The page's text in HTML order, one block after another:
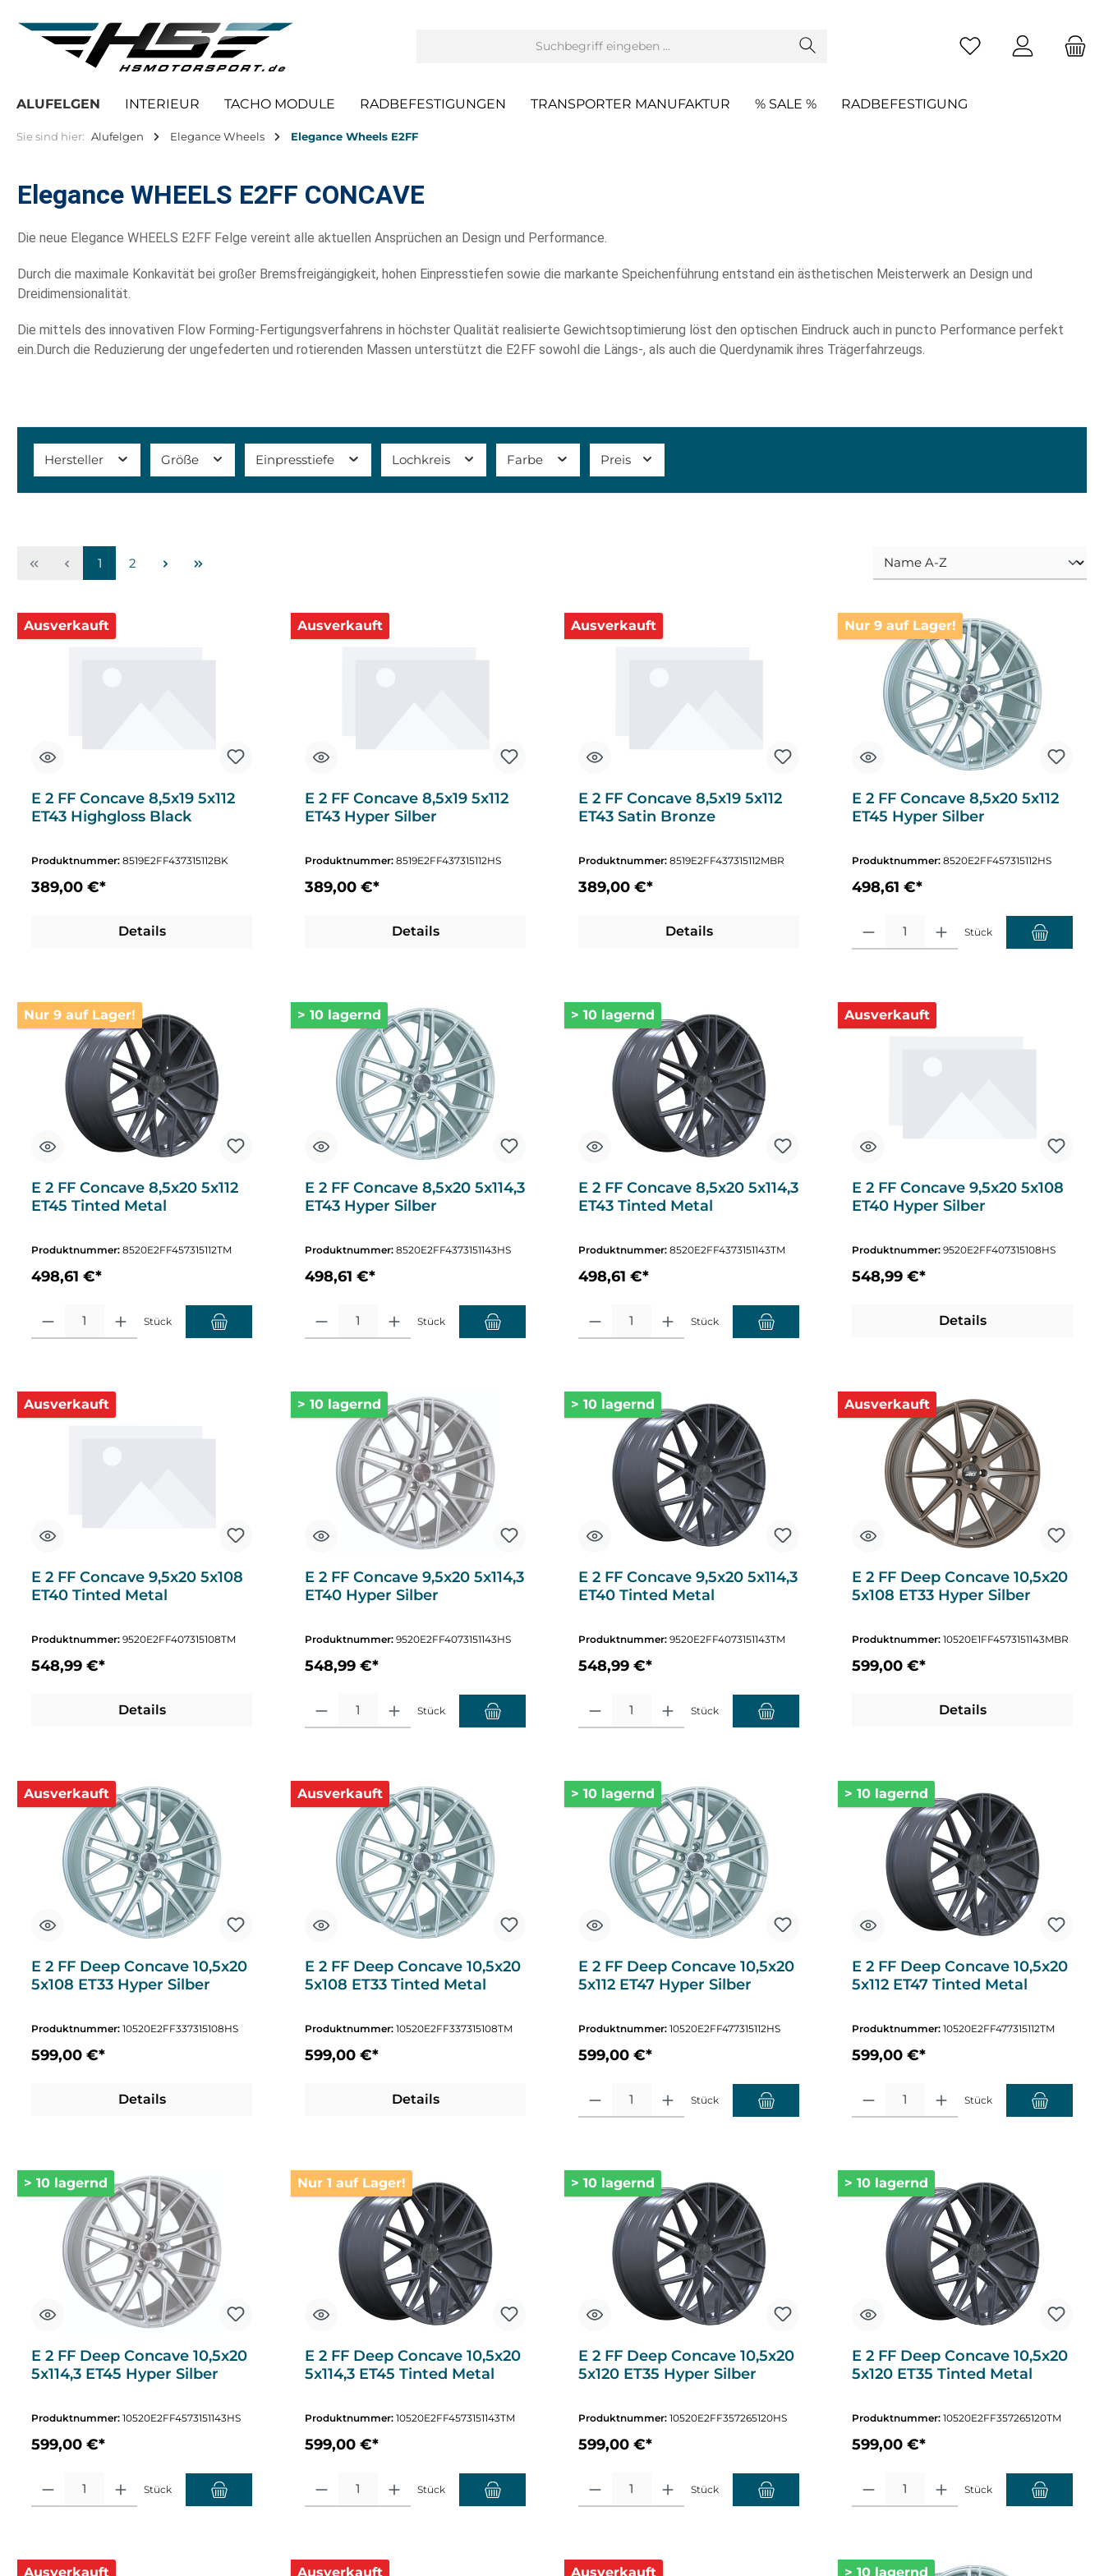
ALUFELGEN INTERIEUR TACHO MODULE RADBEFESTIGUNGEN TRANSPORTER MANUFAKTUR % SALE % RADBEFESTIGUNG
Sie sind hier: Alufelgen Elegance Wheels Elegance Wheels E2FF
Elegance WHEELS E2FF CONCAVE
Die neue Elegance WHEELS E2FF Felge vereint alle aktuellen Ansprüchen an Design und Performance.
Durch die maximale Konkavität bei großer Bremsfreigängigkeit, hohen Einpresstiefen sowie die markante Speichenführung entstand ein ästhetischen Meisterwerk an Design und
Dreidimensionalität.
Die mittels des innovativen Flow Forming-Fertigungsverfahrens in höchster Qualität realisierte Gewichtsoptimierung löst den optischen Eindruck auch in puncto Performance perfekt
ein.Durch die Reduzierung der ungefederten und rotierenden Massen unterstützt die E2FF sowohl die Längs-, als auch die Querdynamik ihres Trägerfahrzeugs.
Hersteller Größe Einpresstiefe Lochkreis Farbe Preis
1 2
Ausverkauft
E 2 FF Concave 8,5x19 5x112
ET43 Highgloss Black
Produktnummer: 8519E2FF437315112BK
389,00 €*
Details
Ausverkauft
E 2 FF Concave 8,5x19 5x112
ET43 Hyper Silber
Produktnummer: 8519E2FF437315112HS
389,00 €*
Details
Ausverkauft
E 2 FF Concave 8,5x19 5x112
ET43 Satin Bronze
Produktnummer: 8519E2FF437315112MBR
389,00 €*
Details
Nur 9 auf Lager!
E 2 FF Concave 8,5x20 5x112
ET45 Hyper Silber
Produktnummer: 8520E2FF457315112HS
498,61 €*
Produkt Anzahl: Gib den gewünschten Wert ein
Stück
Nur 9 auf Lager!
E 2 FF Concave 8,5x20 5x112
ET45 Tinted Metal
Produktnummer: 8520E2FF457315112TM
498,61 €*
Produkt Anzahl: Gib den gewünschten Wert ein oder benutze die Schaltflächen um die Anzahl zu erhöhen oder zu reduzieren.
Stück
> 10 lagernd
E 2 FF Concave 8,5x20 5x114,3
ET43 Hyper Silber
Produktnummer: 8520E2FF4373151143HS
498,61 €*
Produkt Anzahl: Gib den gewünschten Wert ein oder benutze die Schaltflächen um die Anzahl zu erhöhen oder zu reduzieren.
Stück
> 10 lagernd
E 2 FF Concave 8,5x20 5x114,3
ET43 Tinted Metal
Produktnummer: 8520E2FF4373151143TM
498,61 €*
Produkt Anzahl: Gib den gewünschten Wert ein oder benutze die Schaltflächen um die Anzahl zu erhöhen
Stück
Ausverkauft
E 2 FF Concave 9,5x20 5x108
ET40 Hyper Silber
Produktnummer: 9520E2FF407315108HS
548,99 €*
Details
Ausverkauft
E 2 FF Concave 9,5x20 5x108
ET40 Tinted Metal
Produktnummer: 9520E2FF407315108TM
548,99 €*
Details
> 10 lagernd
E 2 FF Concave 9,5x20 5x114,3
ET40 Hyper Silber
Produktnummer: 9520E2FF4073151143HS
548,99 €*
Produkt Anzahl: Gib den gewünschten Wert ein oder benutze die Schaltflächen um die Anzahl zu erhöhen oder zu reduzieren.
Stück
> 10 lagernd
E 2 FF Concave 9,5x20 5x114,3
ET40 Tinted Metal
Produktnummer: 9520E2FF4073151143TM
548,99 €*
Produkt Anzahl: Gib den gewünschten Wert ein oder benutze die Schaltflächen um die Anzahl zu erhöhen
Stück
Ausverkauft
E 2 FF Deep Concave 10,5x20
5x108 ET33 Hyper Silber
Produktnummer: 10520E1FF4573151143MBR
599,00 €*
Details
Ausverkauft
E 2 FF Deep Concave 10,5x20
5x108 ET33 Hyper Silber
Produktnummer: 10520E2FF337315108HS
599,00 €*
Details
Ausverkauft
E 2 FF Deep Concave 10,5x20
5x108 ET33 Tinted Metal
Produktnummer: 10520E2FF337315108TM
599,00 €*
Details
> 10 lagernd
E 2 FF Deep Concave 10,5x20
5x112 ET47 Hyper Silber
Produktnummer: 10520E2FF477315112HS
599,00 €*
Produkt Anzahl: Gib den gewünschten Wert ein oder benutze die Schaltflächen um die Anzahl zu erhöhen
Stück
> 10 lagernd
E 2 FF Deep Concave 10,5x20
5x112 ET47 Tinted Metal
Produktnummer: 10520E2FF477315112TM
599,00 €*
Produkt Anzahl: Gib den gewünschten Wert ein
Stück
> 10 lagernd
E 2 FF Deep Concave 10,5x20
5x114,3 ET45 Hyper Silber
Produktnummer: 10520E2FF4573151143HS
599,00 €*
Produkt Anzahl: Gib den gewünschten Wert ein oder benutze die Schaltflächen um die Anzahl zu erhöhen oder zu reduzieren.
Stück
Nur 1 auf Lager!
E 2 FF Deep Concave 10,5x20
5x114,3 ET45 Tinted Metal
Produktnummer: 10520E2FF4573151143TM
599,00 €*
Produkt Anzahl: Gib den gewünschten Wert ein oder benutze die Schaltflächen um die Anzahl zu erhöhen oder zu reduzieren.
Stück
> 10 lagernd
E 2 FF Deep Concave 10,5x20
5x120 ET35 Hyper Silber
Produktnummer: 10520E2FF357265120HS
599,00 €*
Produkt Anzahl: Gib den gewünschten Wert ein oder benutze die Schaltflächen um die Anzahl zu erhöhen
Stück
> 10 lagernd
E 2 FF Deep Concave 10,5x20
5x120 ET35 Tinted Metal
Produktnummer: 10520E2FF357265120TM
599,00 €*
Produkt Anzahl: Gib den gewünschten Wert ein
Stück
Ausverkauft Ausverkauft Ausverkauft > 10 lagernd